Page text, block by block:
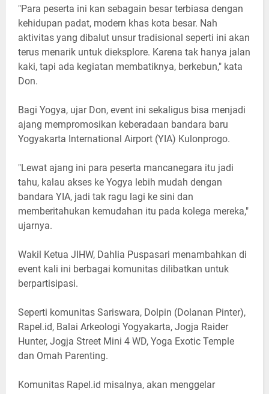
"Para peserta ini kan sebagain besar terbiasa dengan
kehidupan padat, modern khas kota besar. Nah
aktivitas yang dibalut unsur tradisional seperti ini akan
terus menarik untuk dieksplore. Karena tak hanya jalan
kaki, tapi ada kegiatan membatiknya, berkebun," kata
Don.
Bagi Yogya, ujar Don, event ini sekaligus bisa menjadi
ajang mempromosikan keberadaan bandara baru
Yogyakarta International Airport (YIA) Kulonprogo.
"Lewat ajang ini para peserta mancanegara itu jadi
tahu, kalau akses ke Yogya lebih mudah dengan
bandara YIA, jadi tak ragu lagi ke sini dan
memberitahukan kemudahan itu pada kolega mereka,"
ujarnya.
Wakil Ketua JIHW, Dahlia Puspasari menambahkan di
event kali ini berbagai komunitas dilibatkan untuk
berpartisipasi.
Seperti komunitas Sariswara, Dolpin (Dolanan Pinter),
Rapel.id, Balai Arkeologi Yogyakarta, Jogja Raider
Hunter, Jogja Street Mini 4 WD, Yoga Exotic Temple
dan Omah Parenting.
Komunitas Rapel.id misalnya, akan menggelar